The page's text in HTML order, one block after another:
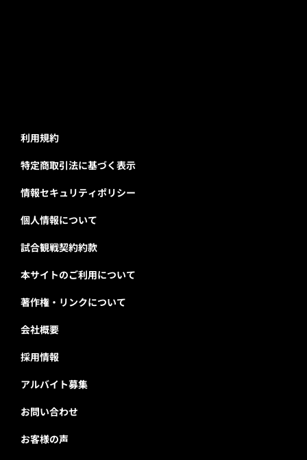
利用規約
特定商取引法に基づく表示
情報セキュリティポリシー
個人情報について
試合観戦契約約款
本サイトのご利用について
著作権・リンクについて
会社概要
採用情報
アルバイト募集
お問い合わせ
お客様の声